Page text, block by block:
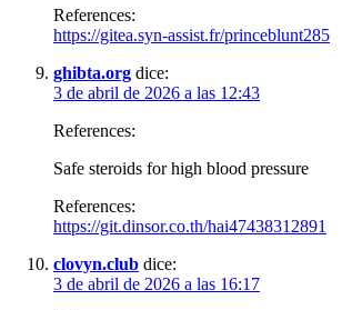
References:
https://gitea.syn-assist.fr/princeblunt285
ghibta.org dice:
3 de abril de 2026 a las 12:43
References:
Safe steroids for high blood pressure
References:
https://git.dinsor.co.th/hai47438312891
clovyn.club dice:
3 de abril de 2026 a las 16:17